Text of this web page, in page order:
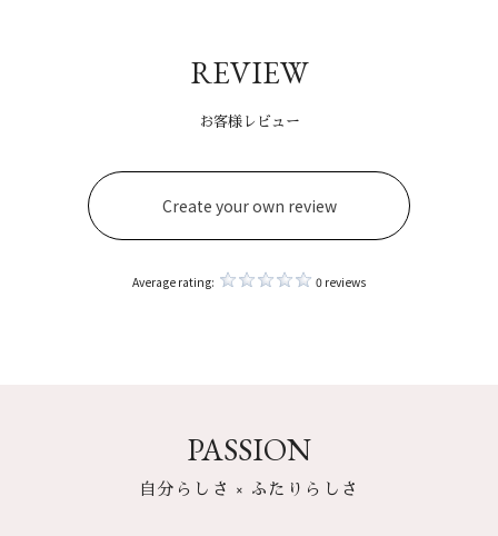
REVIEW
お客様レビュー
Create your own review
Average rating: 0 reviews
PASSION
自分らしさ × ふたりらしさ